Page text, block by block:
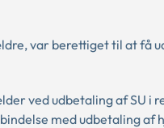
var berettiget til at
ved udbetaling af SU i
med udbetaling